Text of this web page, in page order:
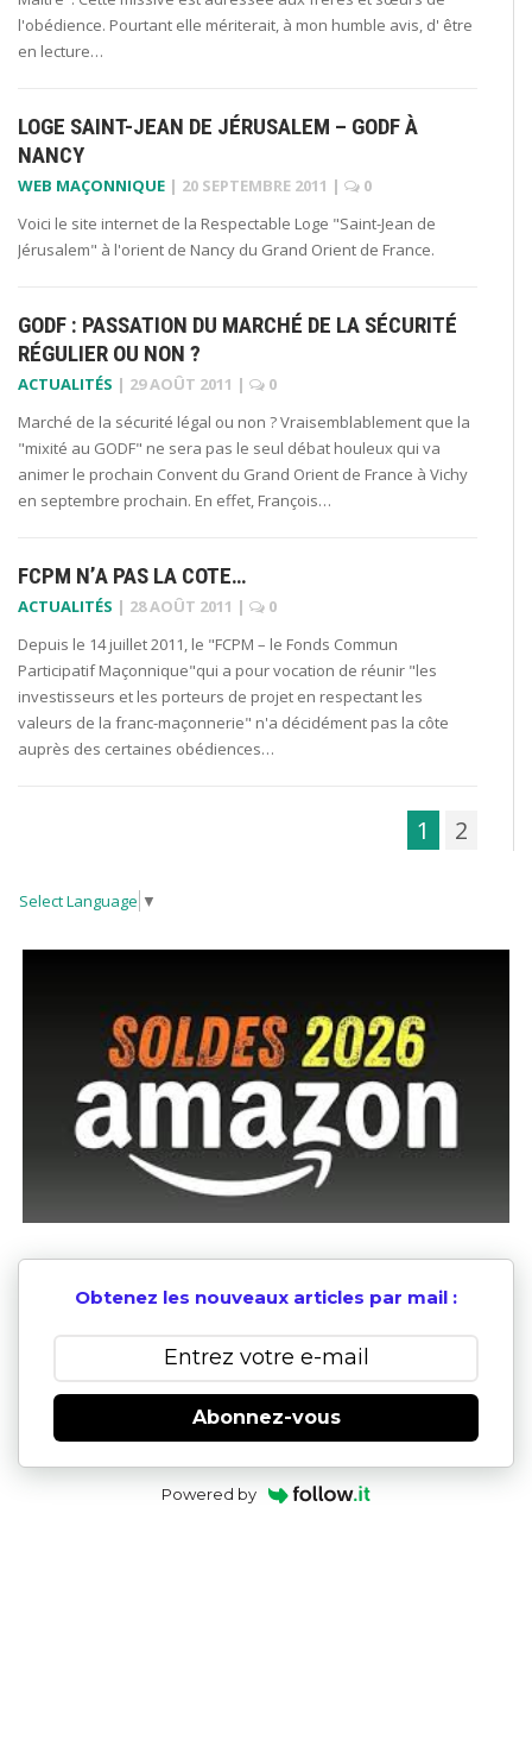
l'obédience. Pourtant elle mériterait, à mon humble avis, d' être
en lecture…
LOGE SAINT-JEAN DE JÉRUSALEM – GODF À
NANCY
WEB MAÇONNIQUE | 20 SEPTEMBRE 2011 |
0
Voici le site internet de la Respectable Loge "Saint-Jean de
Jérusalem" à l'orient de Nancy du Grand Orient de France.
GODF : PASSATION DU MARCHÉ DE LA SÉCURITÉ
RÉGULIER OU NON ?
ACTUALITÉS | 29 AOÛT 2011 |
0
Marché de la sécurité légal ou non ? Vraisemblablement que la
"mixité au GODF" ne sera pas le seul débat houleux qui va
animer le prochain Convent du Grand Orient de France à Vichy
en septembre prochain. En effet, François…
FCPM N’A PAS LA COTE…
ACTUALITÉS | 28 AOÛT 2011 |
0
Depuis le 14 juillet 2011, le "FCPM – le Fonds Commun
Participatif Maçonnique"qui a pour vocation de réunir "les
investisseurs et les porteurs de projet en respectant les
valeurs de la franc-maçonnerie" n'a décidément pas la côte
auprès des certaines obédiences…
1 2
Select Language ▼
Obtenez les nouveaux articles par mail :
Abonnez-vous
Powered by